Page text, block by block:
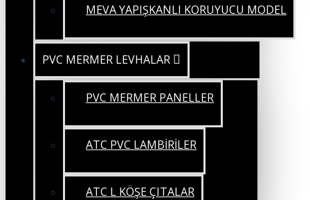
MEVA YAPIŞKANLI KORUYUCU MODEL
PVC MERMER LEVHALAR
PVC MERMER PANELLER
ATC PVC LAMBİRİLER
ATC L KÖŞE ÇITALAR